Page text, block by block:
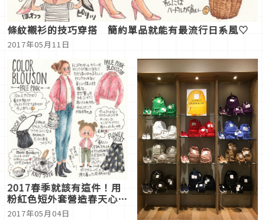
條紋襯衫的技巧穿搭 簡約單品就能有最流行日系風♡
2017年05月11日
2017春季就該有這件！用
粉紅色短外套營造春天心情
♡
2017年05月04日